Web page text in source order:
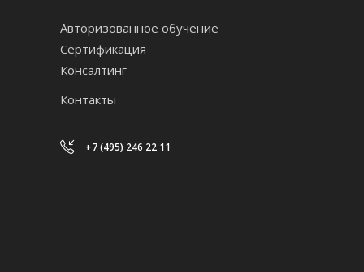
Авторизованное обучение
Сертификация
Консалтинг
Контакты
+7 (495) 246 22 11